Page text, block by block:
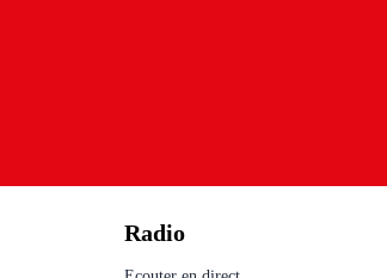
Radio